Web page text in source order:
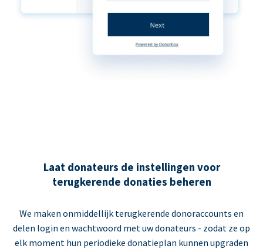
Laat donateurs de instellingen voor
terugkerende donaties beheren
We maken onmiddellijk terugkerende donoraccounts en
delen login en wachtwoord met uw donateurs - zodat ze op
elk moment hun periodieke donatieplan kunnen upgraden